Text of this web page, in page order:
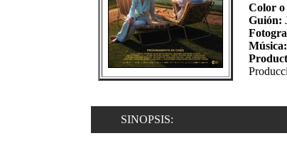
Color o
Guión:
Música:
SINOPSIS: